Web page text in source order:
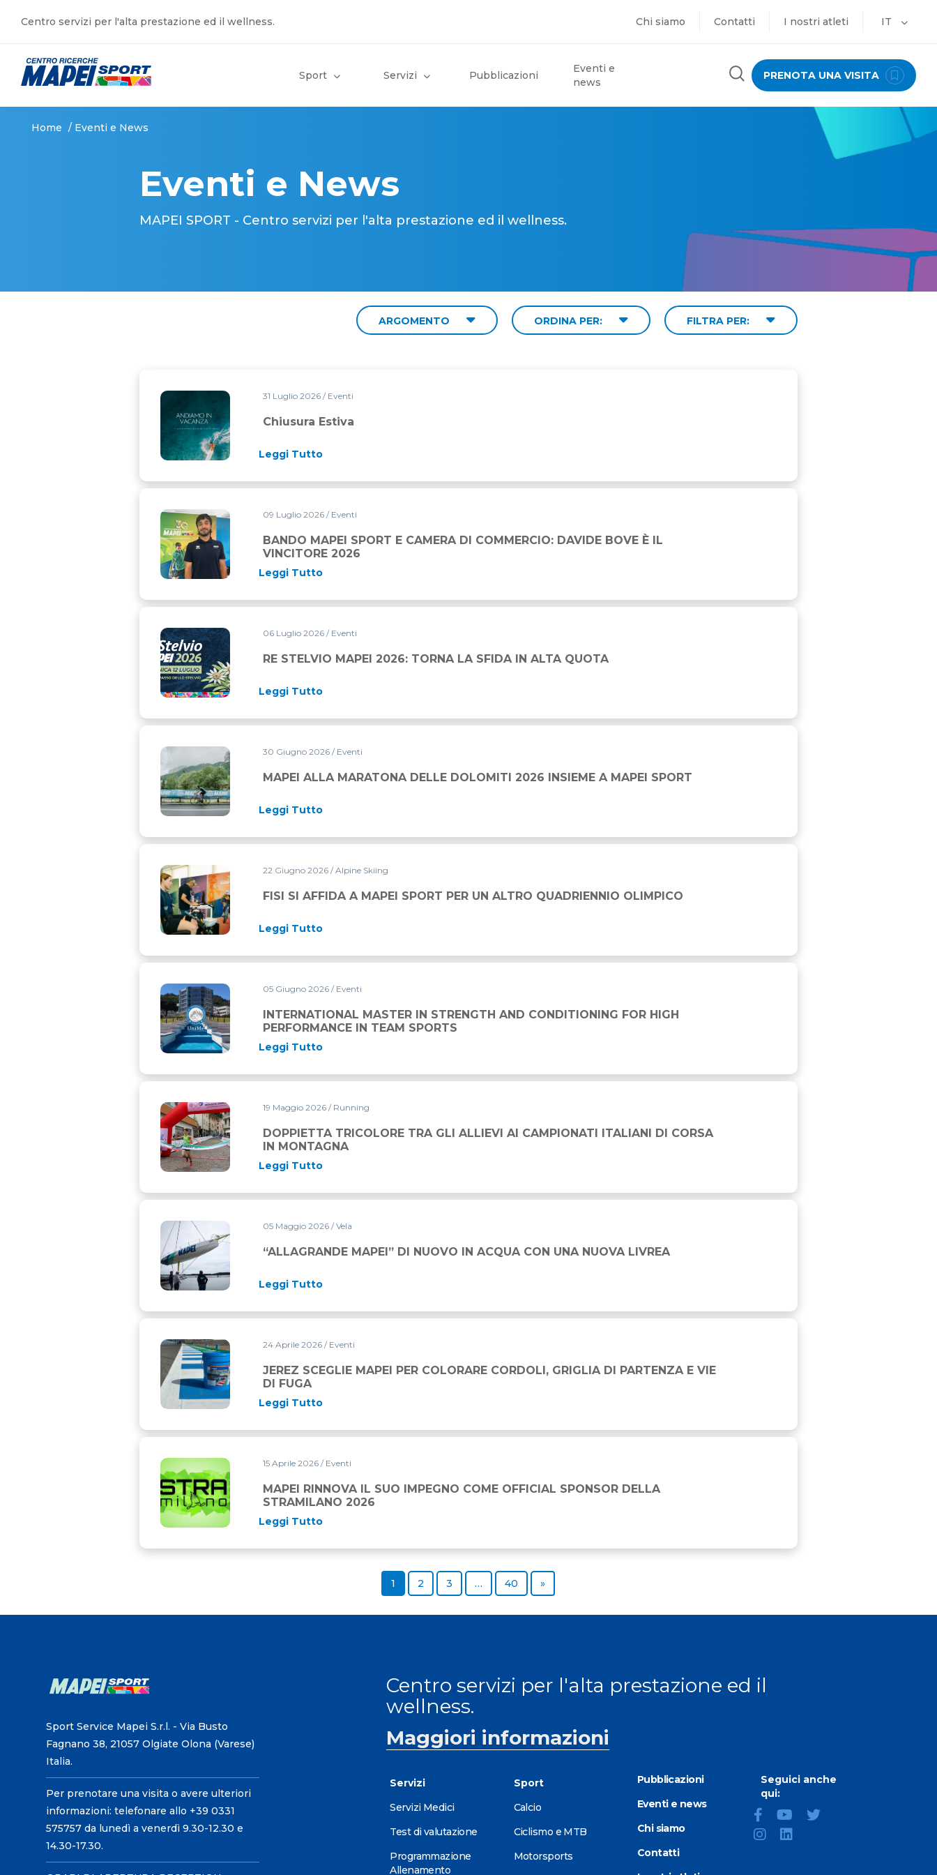
Centro servizi per l'alta prestazione ed il wellness. Chi siamo Contatti I nostri atleti IT
Sport Servizi Pubblicazioni
Eventi e
news
PRENOTA UNA VISITA
Home / Eventi e News
Eventi e News
MAPEI SPORT - Centro servizi per l'alta prestazione ed il wellness.
ARGOMENTO ORDINA PER: FILTRA PER:
Chiusura estiva 31 Luglio 2026 / Eventi
Chiusura Estiva
Leggi Tutto
BANDO MAPEI SPORT E CAMERA DI COMMERCIO: DAVIDE BOVE È IL VINCITORE 2026
09 Luglio 2026 / Eventi
BANDO MAPEI SPORT E CAMERA DI COMMERCIO: DAVIDE BOVE È IL
VINCITORE 2026
Leggi Tutto
RE STELVIO MAPEI 2026: TORNA LA SFIDA IN ALTA QUOTA
06 Luglio 2026 / Eventi
RE STELVIO MAPEI 2026: TORNA LA SFIDA IN ALTA QUOTA
Leggi Tutto
MAPEI ALLA MARATONA DELLE DOLOMITI 2026 INSIEME A MAPEI SPORT
30 Giugno 2026 / Eventi
MAPEI ALLA MARATONA DELLE DOLOMITI 2026 INSIEME A MAPEI SPORT
Leggi Tutto
FISI SI AFFIDA A MAPEI SPORT PER UN ALTRO QUADRIENNIO OLIMPICO
22 Giugno 2026 / Alpine Skiing
FISI SI AFFIDA A MAPEI SPORT PER UN ALTRO QUADRIENNIO OLIMPICO
Leggi Tutto
INTERNATIONAL MASTER IN STRENGTH AND CONDITIONING FOR HIGH PERFORMANCE IN TEAM SPORTS
05 Giugno 2026 / Eventi
INTERNATIONAL MASTER IN STRENGTH AND CONDITIONING FOR HIGH
PERFORMANCE IN TEAM SPORTS
Leggi Tutto
DOPPIETTA TRICOLORE TRA GLI ALLIEVI AI CAMPIONATI ITALIANI DI CORSA IN MONTAGNA
19 Maggio 2026 / Running
DOPPIETTA TRICOLORE TRA GLI ALLIEVI AI CAMPIONATI ITALIANI DI CORSA
IN MONTAGNA
Leggi Tutto
“ALLAGRANDE MAPEI” DI NUOVO IN ACQUA CON UNA NUOVA LIVREA
05 Maggio 2026 / Vela
“ALLAGRANDE MAPEI” DI NUOVO IN ACQUA CON UNA NUOVA LIVREA
Leggi Tutto
JEREZ SCEGLIE MAPEI PER COLORARE CORDOLI, GRIGLIA DI PARTENZA E VIE DI FUGA
24 Aprile 2026 / Eventi
JEREZ SCEGLIE MAPEI PER COLORARE CORDOLI, GRIGLIA DI PARTENZA E VIE
DI FUGA
Leggi Tutto
MAPEI RINNOVA IL SUO IMPEGNO COME OFFICIAL SPONSOR DELLA STRAMILANO 2026
15 Aprile 2026 / Eventi
MAPEI RINNOVA IL SUO IMPEGNO COME OFFICIAL SPONSOR DELLA
STRAMILANO 2026
Leggi Tutto
Page
1 Page
2 Page
3 … Page
40 »Next page
Sport Service Mapei S.r.l. - Via Busto
Fagnano 38, 21057 Olgiate Olona (Varese)
Italia.
Per prenotare una visita o avere ulteriori
informazioni: telefonare allo +39 0331
575757 da lunedì a venerdì 9.30-12.30 e
14.30-17.30.
Centro servizi per l'alta prestazione ed il
wellness.
Maggiori informazioni
Servizi
Servizi Medici
Test di valutazione
Programmazione
Allenamento
Sport
Calcio
Ciclismo e MTB
Motorsports
Pubblicazioni
Eventi e news
Chi siamo
Contatti
Seguici anche
qui: